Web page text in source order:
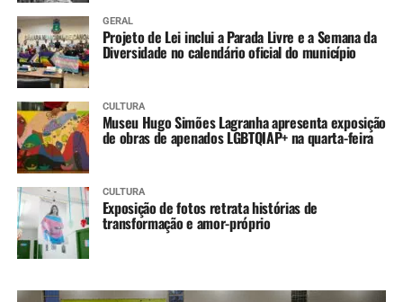
GERAL
Projeto de Lei inclui a Parada Livre e a Semana da
Diversidade no calendário oficial do município
CULTURA
Museu Hugo Simões Lagranha apresenta exposição
de obras de apenados LGBTQIAP+ na quarta-feira
CULTURA
Exposição de fotos retrata histórias de
transformação e amor-próprio